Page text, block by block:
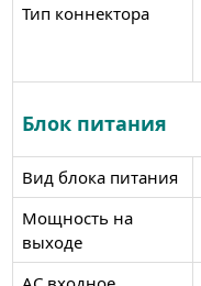
Тип коннектора
Блок питания
Вид блока питания
Мощность на
выходе